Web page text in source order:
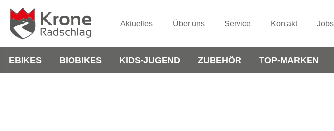
Aktuelles Über uns Service Kontakt Jobs
EBIKES BIOBIKES KIDS-JUGEND ZUBEHÖR TOP-MARKEN